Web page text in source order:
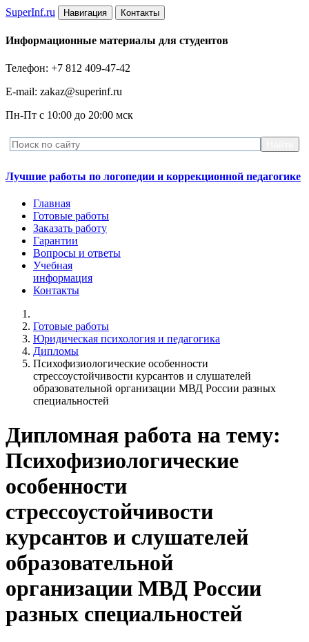
SuperInf.ru Навигация Контакты
Информационные материалы для студентов
Телефон: +7 812 409-47-42
E-mail: zakaz@superinf.ru
Пн-Пт с 10:00 до 20:00 мск
Лучшие работы по логопедии и коррекционной педагогике
Главная
Готовые работы
Заказать работу
Гарантии
Вопросы и ответы
Учебная
информация
Контакты
Готовые работы
Юридическая психология и педагогика
Дипломы
Психофизиологические особенности
стрессоустойчивости курсантов и слушателей
образовательной организации МВД России разных
специальностей
Дипломная работа на тему:
Психофизиологические
особенности
стрессоустойчивости
курсантов и слушателей
образовательной
организации МВД России
разных специальностей